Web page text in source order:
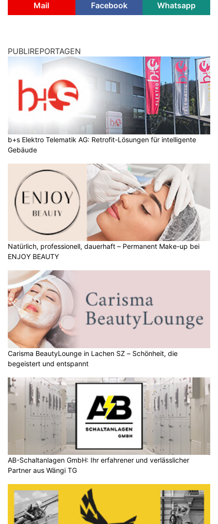
Mail
Facebook Whatsapp
PUBLIREPORTAGEN
b+s Elektro Telematik AG: Retrofit-Lösungen für intelligente
Gebäude
Natürlich, professionell, dauerhaft – Permanent Make-up bei
ENJOY BEAUTY
Carisma BeautyLounge in Lachen SZ – Schönheit, die
begeistert und entspannt
AB-Schaltanlagen GmbH: Ihr erfahrener und verlässlicher
Partner aus Wängi TG